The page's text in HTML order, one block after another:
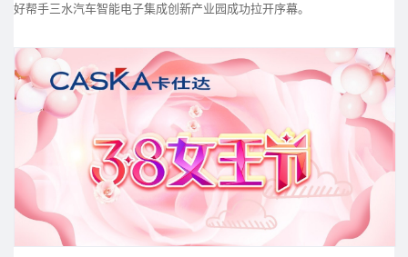
好帮手三水汽车智能电子集成创新产业园成功拉开序幕。